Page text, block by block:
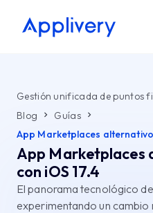
Gestión unificada de puntos
Blog
Guías
App Marketplaces
App Marketplaces
con iOS 17.4
El panorama tecnológico
experimentando un cambio